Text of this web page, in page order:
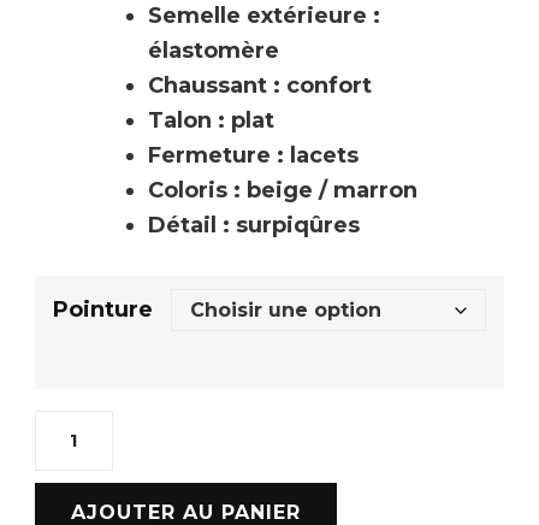
Semelle extérieure :
élastomère
Chaussant : confort
Talon : plat
Fermeture : lacets
Coloris : beige / marron
Détail : surpiqûres
Pointure
AJOUTER AU PANIER